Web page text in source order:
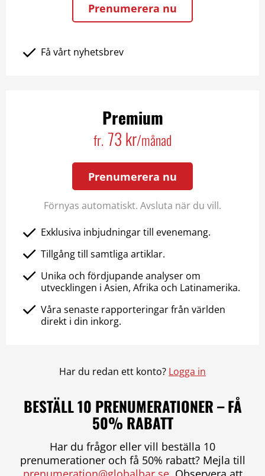
Prenumerera nu
Få vårt nyhetsbrev
Premium
fr. 73 kr/månad
Prenumerera nu
Förnyas automatiskt. Avsluta när du vill.
Exklusiva inbjudningar till evenemang.
Tillgång till samtliga artiklar.
Unika och fördjupande analyser om
utvecklingen i Asien, Afrika och Latinamerika.
Våra senaste rapporteringar från världen
direkt i din inkorg.
Har du redan ett konto? Logga in
BESTÄLL 10 PRENUMERATIONER – FÅ
50% RABATT
Har du frågor eller vill beställa 10
prenumerationer och få 50% rabatt? Mejla till